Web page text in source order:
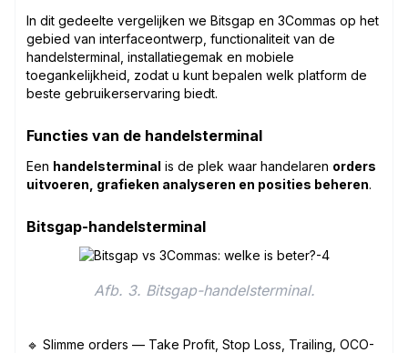
In dit gedeelte vergelijken we Bitsgap en 3Commas op het
gebied van interfaceontwerp, functionaliteit van de
handelsterminal, installatiegemak en mobiele
toegankelijkheid, zodat u kunt bepalen welk platform de
beste gebruikerservaring biedt.
Functies van de handelsterminal
Een handelsterminal is de plek waar handelaren orders
uitvoeren, grafieken analyseren en posities beheren.
Bitsgap-handelsterminal
Afb. 3. Bitsgap-handelsterminal.
🔹 Slimme orders — Take Profit, Stop Loss, Trailing, OCO-